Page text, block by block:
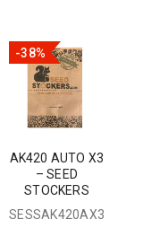
-38%
AK420 AUTO X3
– SEED
STOCKERS
SESSAK420AX3